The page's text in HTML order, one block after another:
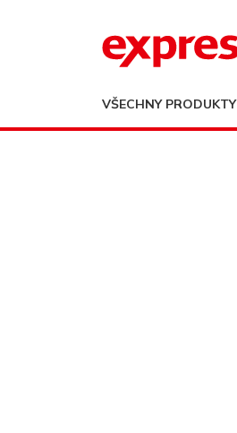
VŠECHNY PRODUKTY